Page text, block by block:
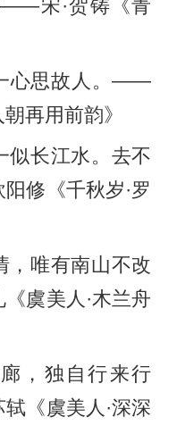
宋·贺铸《青
心思故人。——
再用前韵》
似长江水。去不
修《千秋岁·罗
，唯有南山不改
虞美人·木兰舟
，独自行来行
《虞美人·深深